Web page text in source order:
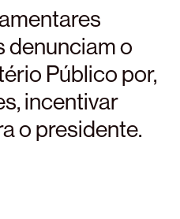
denunciam o
Público por,
incentivar
o presidente.